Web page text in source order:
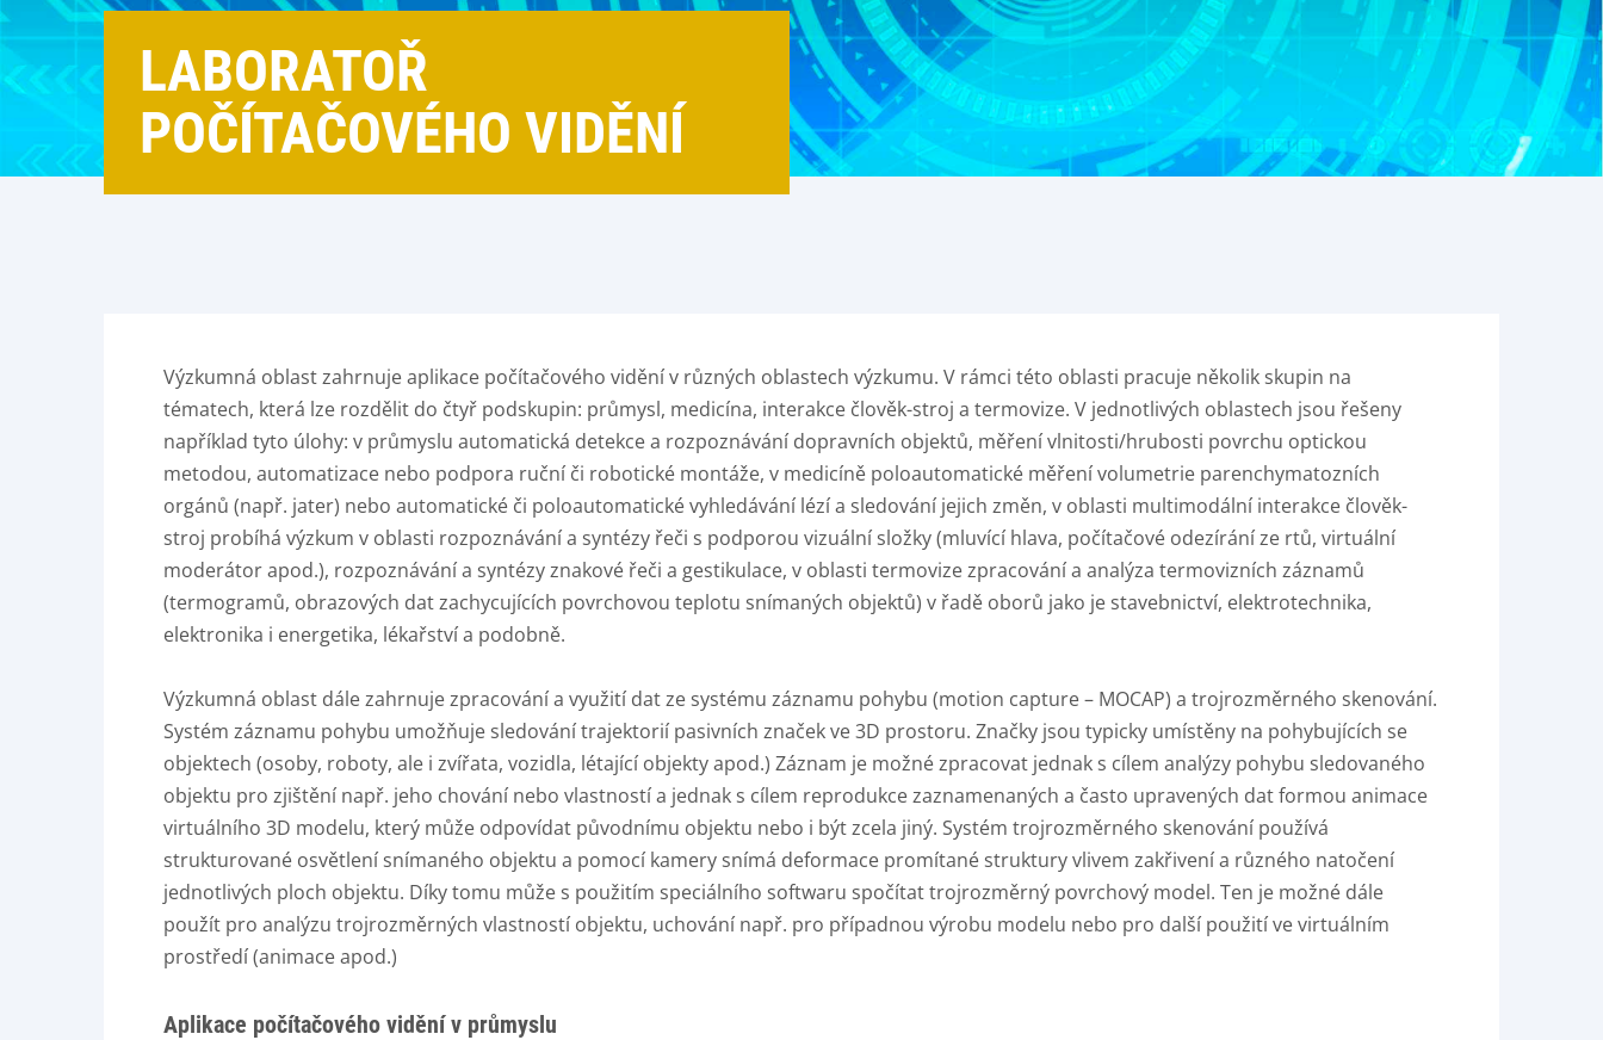
LABORATOŘ
POČÍTAČOVÉHO VIDĚNÍ
Výzkumná oblast zahrnuje aplikace počítačového vidění v různých oblastech výzkumu. V rámci této oblasti pracuje několik skupin na
tématech, která lze rozdělit do čtyř podskupin: průmysl, medicína, interakce člověk-stroj a termovize. V jednotlivých oblastech jsou řešeny
například tyto úlohy: v průmyslu automatická detekce a rozpoznávání dopravních objektů, měření vlnitosti/hrubosti povrchu optickou
metodou, automatizace nebo podpora ruční či robotické montáže, v medicíně poloautomatické měření volumetrie parenchymatozních
orgánů (např. jater) nebo automatické či poloautomatické vyhledávání lézí a sledování jejich změn, v oblasti multimodální interakce člověk-
stroj probíhá výzkum v oblasti rozpoznávání a syntézy řeči s podporou vizuální složky (mluvící hlava, počítačové odezírání ze rtů, virtuální
moderátor apod.), rozpoznávání a syntézy znakové řeči a gestikulace, v oblasti termovize zpracování a analýza termovizních záznamů
(termogramů, obrazových dat zachycujících povrchovou teplotu snímaných objektů) v řadě oborů jako je stavebnictví, elektrotechnika,
elektronika i energetika, lékařství a podobně.
Výzkumná oblast dále zahrnuje zpracování a využití dat ze systému záznamu pohybu (motion capture ­– MOCAP) a trojrozměrného skenování.
Systém záznamu pohybu umožňuje sledování trajektorií pasivních značek ve 3D prostoru. Značky jsou typicky umístěny na pohybujících se
objektech (osoby, roboty, ale i zvířata, vozidla, létající objekty apod.) Záznam je možné zpracovat jednak s cílem analýzy pohybu sledovaného
objektu pro zjištění např. jeho chování nebo vlastností a jednak s cílem reprodukce zaznamenaných a často upravených dat formou animace
virtuálního 3D modelu, který může odpovídat původnímu objektu nebo i být zcela jiný. Systém trojrozměrného skenování používá
strukturované osvětlení snímaného objektu a pomocí kamery snímá deformace promítané struktury vlivem zakřivení a různého natočení
jednotlivých ploch objektu. Díky tomu může s použitím speciálního softwaru spočítat trojrozměrný povrchový model. Ten je možné dále
použít pro analýzu trojrozměrných vlastností objektu, uchování např. pro případnou výrobu modelu nebo pro další použití ve virtuálním
prostředí (animace apod.)
Aplikace počítačového vidění v průmyslu